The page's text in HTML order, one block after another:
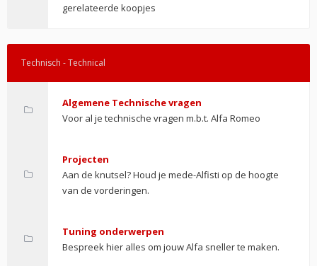
gerelateerde koopjes
Technisch - Technical
Algemene Technische vragen
Voor al je technische vragen m.b.t. Alfa Romeo
Projecten
Aan de knutsel? Houd je mede-Alfisti op de hoogte
van de vorderingen.
Tuning onderwerpen
Bespreek hier alles om jouw Alfa sneller te maken.